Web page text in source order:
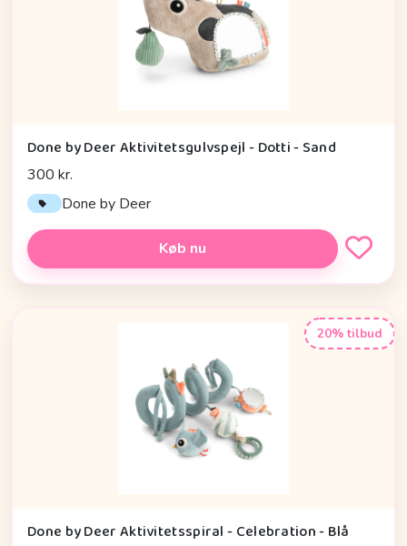
Done by Deer Aktivitetsgulvspejl - Dotti - Sand
300 kr.
Done by Deer
Køb nu
20% tilbud
Done by Deer Aktivitetsspiral - Celebration - Blå